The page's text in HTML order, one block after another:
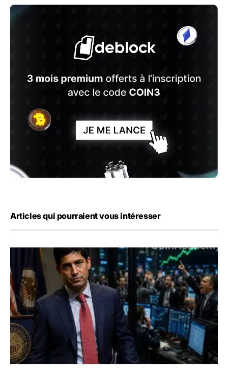
Articles qui pourraient vous intéresser
Emploi américain : 23 000 postes détruits en juillet, les